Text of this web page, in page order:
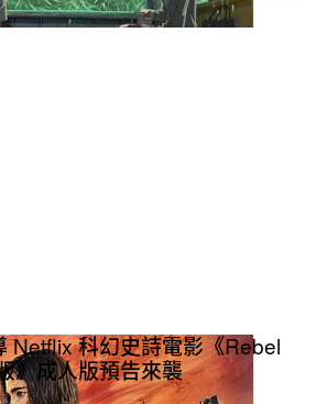
Netflix 科幻史詩電影《Rebel
》成人版預告來襲